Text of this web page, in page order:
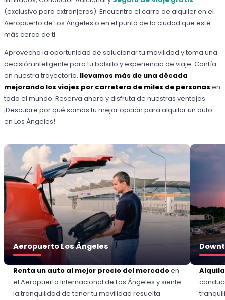
(exclusivo para extranjeros). Encuentra el carro de alquiler en el
Aeropuerto de Los Ángeles o en el punto de la ciudad que esté
más cerca de ti.
Aprovecha la oportunidad de solucionar tu movilidad y toma una
decisión inteligente para tu bolsillo y experiencia de viaje. Confía
en nuestra trayectoria, llevamos más de una década
mejorando los viajes por carretera de miles de personas en
todo el mundo. Reserva ahora y disfruta de nuestras ventajas.
¡Descubre por qué somos tu mejor opción para alquilar un auto
en Los Ángeles!
Aeropuerto Los Ángeles
Renta un auto al mejor precio del mercadoen
el Aeropuerto Internacional de Los Ángeles y siente
la tranquilidad de tener tu movilidad resuelta.